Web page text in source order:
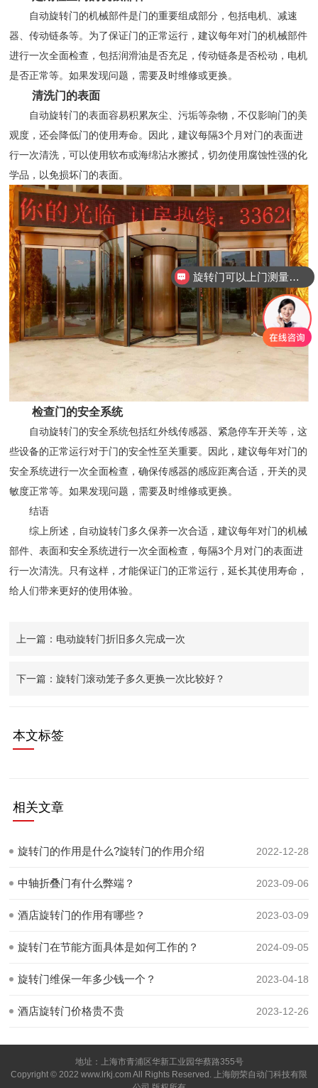
自动旋转门的机械部件是门的重要组成部分，包括电机、减速
器、传动链条等。为了保证门的正常运行，建议每年对门的机械部件
进行一次全面检查，包括润滑油是否充足，传动链条是否松动，电机
是否正常等。如果发现问题，需要及时维修或更换。
清洗门的表面
自动旋转门的表面容易积累灰尘、污垢等杂物，不仅影响门的美
观度，还会降低门的使用寿命。因此，建议每隔3个月对门的表面进
行一次清洗，可以使用软布或海绵沾水擦拭，切勿使用腐蚀性强的化
学品，以免损坏门的表面。
检查门的安全系统
自动旋转门的安全系统包括红外线传感器、紧急停车开关等，这
些设备的正常运行对于门的安全性至关重要。因此，建议每年对门的
安全系统进行一次全面检查，确保传感器的感应距离合适，开关的灵
敏度正常等。如果发现问题，需要及时维修或更换。
结语
综上所述，自动旋转门多久保养一次合适，建议每年对门的机械
部件、表面和安全系统进行一次全面检查，每隔3个月对门的表面进
行一次清洗。只有这样，才能保证门的正常运行，延长其使用寿命，
给人们带来更好的使用体验。
上一篇：电动旋转门折旧多久完成一次
下一篇：旋转门滚动笼子多久更换一次比较好？
本文标签
相关文章
旋转门的作用是什么?旋转门的作用介绍 2022-12-28
中轴折叠门有什么弊端？ 2023-09-06
酒店旋转门的作用有哪些？ 2023-03-09
旋转门在节能方面具体是如何工作的？ 2024-09-05
旋转门维保一年多少钱一个？ 2023-04-18
酒店旋转门价格贵不贵 2023-12-26
地址：上海市青浦区华新工业园华蔡路355号
Copyright © 2022 www.lrkj.com All Rights Reserved. 上海朗荣自动门科技有限
旋转门可以上门测量安装吗？